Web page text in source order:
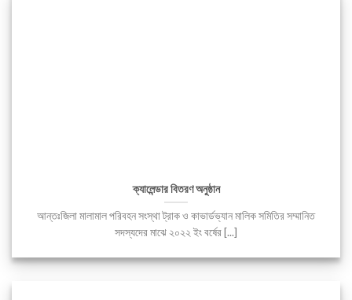
ক্যালেন্ডার বিতরণ অনুষ্ঠান
আন্তঃজিলা মালামাল পরিবহন সংস্থা ট্রাক ও কাভার্ডভ্যান মালিক সমিতির সম্মানিত
সদস্যদের মাঝে ২০২২ ইং বর্ষের [...]